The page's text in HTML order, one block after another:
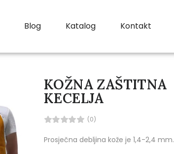
Blog Katalog Kontakt
KOŽNA ZAŠTITNA
KECELJA
(0)
Prosječna debljina kože je 1,4-2,4 mm.